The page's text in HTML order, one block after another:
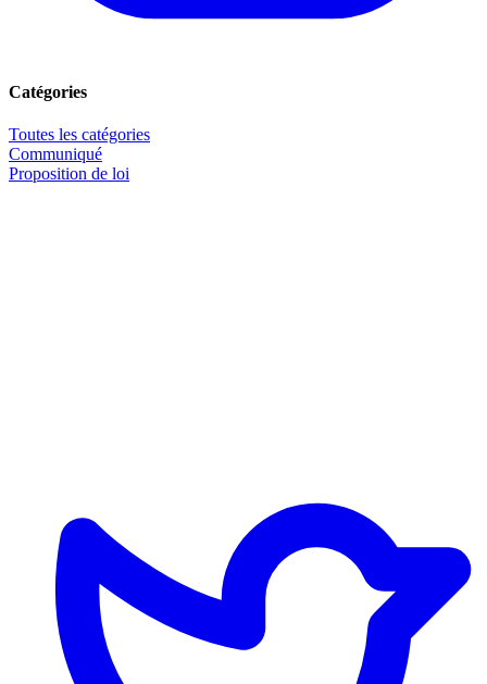
Catégories
Toutes les catégories
Communiqué
Proposition de loi